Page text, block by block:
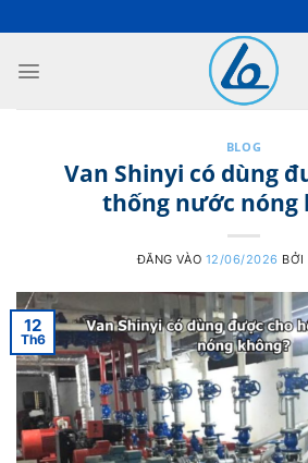
nội
BLOG
Van Shinyi có dùng
thống nước nóng
ĐĂNG VÀO 12/06/2026 BỞI
12
Th6